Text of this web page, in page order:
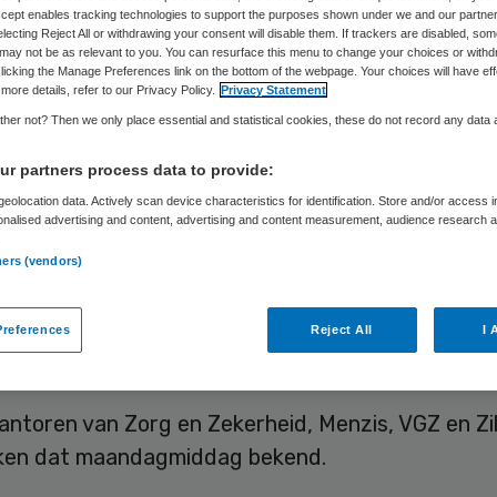
Skipr Redactie 565 keer gelezen
tweede coronagolf komt, mag dat niet met
in verpleeghuizen gepaard gaan als in de
en zorg niet konden voortzetten, blijkt uit
en MWM2.
van Zorg en Zekerheid, Menzis, VGZ en
dat maandagmiddag bekend.
enables tracking technologies to support the purposes shown under we and our
Reject All or withdrawing your consent will disable them. If trackers are disabled,
not be as relevant to you. You can resurface this menu to change your choices or
the Manage Preferences link on the bottom of the webpage. Your choices will have
details, refer to our Privacy Policy. Privacy Statement
not? Then we only place essential and statistical cookies, these do not record any data
partners process data to provide:
data. Actively scan device characteristics for identification. Store and/or access
advertising and content, advertising and content measurement, audience research
(vendors)
Reject All I